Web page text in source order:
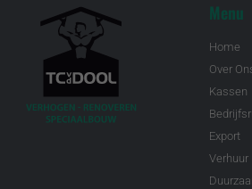
Menu
Home
Over
Kassen
Export
Verhuur